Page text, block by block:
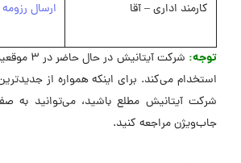
کارمند اداری – آقا ارسال
توجه:
شرکت
استخدام می‌کند. برای اینکه همواره از
شرکت آیتانیش مطلع باشید، می‌توانید به
جاب‌ویژن مراجعه کنید.